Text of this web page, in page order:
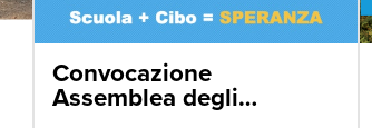
Convocazione
Assemblea degli